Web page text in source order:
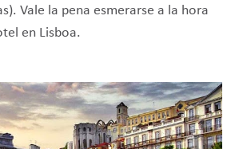
Vale la pena esmerarse a la hora
en Lisboa.